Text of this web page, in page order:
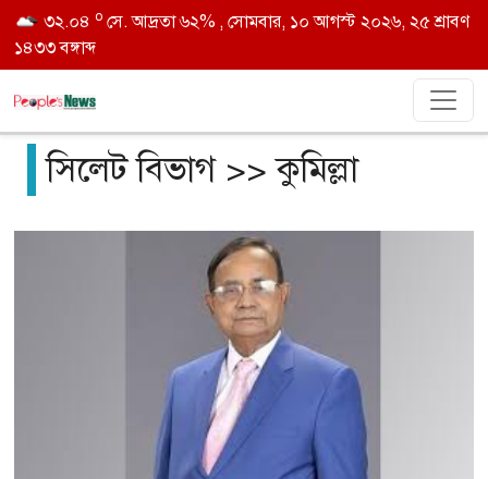
৩২.০৪ o সে. আদ্রতা ৬২% , সোমবার, ১০ আগস্ট ২০২৬, ২৫ শ্রাবণ
১৪৩৩ বঙ্গাব্দ
সিলেট বিভাগ >> কুমিল্লা